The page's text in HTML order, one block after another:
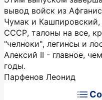
вывод войск из
Чумак и Кашпировский,
СССР, талоны на все,
"челноки", легинсы и
Алексий II - главное,
годы.
Парфенов Леонид